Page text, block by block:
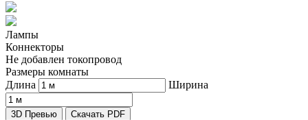
Лампы
Коннекторы
Не добавлен токопровод
Размеры комнаты
Длина
Ширина
3D Превью Скачать PDF